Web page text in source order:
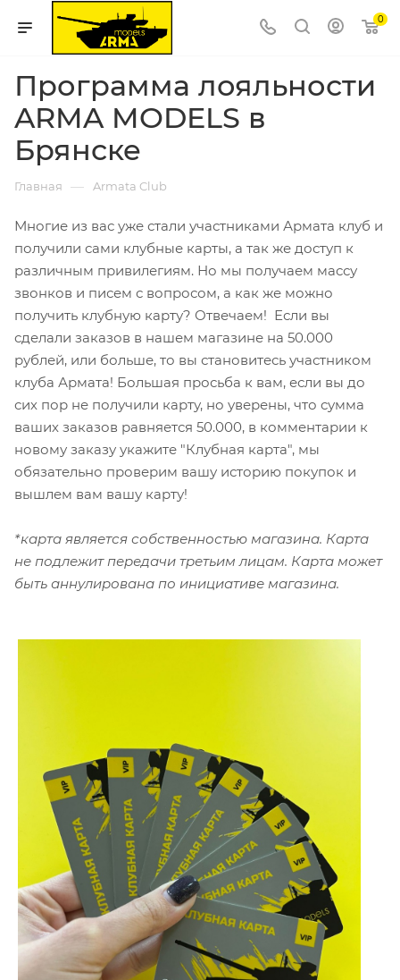
0
Программа лояльности
ARMA MODELS в
Брянске
Главная — Armata Club
Многие из вас уже стали участниками Армата клуб и
получили сами клубные карты, а так же доступ к
различным привилегиям. Но мы получаем массу
звонков и писем с вопросом, а как же можно
получить клубную карту? Отвечаем! Если вы
сделали заказов в нашем магазине на 50.000
рублей, или больше, то вы становитесь участником
клуба Армата! Большая просьба к вам, если вы до
сих пор не получили карту, но уверены, что сумма
ваших заказов равняется 50.000, в комментарии к
новому заказу укажите "Клубная карта", мы
обязательно проверим вашу историю покупок и
вышлем вам вашу карту!
*карта является собственностью магазина. Карта
не подлежит передачи третьим лицам. Карта может
быть аннулирована по инициативе магазина.